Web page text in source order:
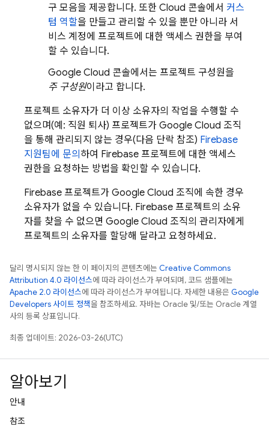
구 모음을 제공합니다. 또한 Cloud 콘솔에서 커스
텀 역할을 만들고 관리할 수 있을 뿐만 아니라 서
비스 계정에 프로젝트에 대한 액세스 권한을 부여
할 수 있습니다.
Google Cloud 콘솔에서는 프로젝트 구성원을
주 구성원이라고 합니다.
프로젝트 소유자가 더 이상 소유자의 작업을 수행할 수
없으며(예: 직원 퇴사) 프로젝트가 Google Cloud 조직
을 통해 관리되지 않는 경우(다음 단락 참조) Firebase
지원팀에 문의 하여 Firebase 프로젝트에 대한 액세스
권한을 요청하는 방법을 확인할 수 있습니다.
Firebase 프로젝트가 Google Cloud 조직에 속한 경우
소유자가 없을 수 있습니다. Firebase 프로젝트의 소유
자를 찾을 수 없으면 Google Cloud 조직의 관리자에게
프로젝트의 소유자를 할당해 달라고 요청하세요.
달리 명시되지 않는 한 이 페이지의 콘텐츠에는 Creative Commons
Attribution 4.0 라이선스에 따라 라이선스가 부여되며, 코드 샘플에는
Apache 2.0 라이선스에 따라 라이선스가 부여됩니다. 자세한 내용은 Google
Developers 사이트 정책을 참조하세요. 자바는 Oracle 및/또는 Oracle 계열
사의 등록 상표입니다.
최종 업데이트: 2026-03-26(UTC)
알아보기
안내
참조